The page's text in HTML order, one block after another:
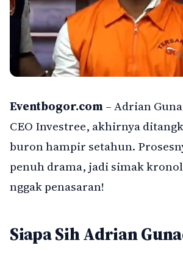
Eventbogor.com– Adrian
CEO Investree, akhirnya
buron hampir setahun.
penuh drama, jadi simak
nggak penasaran!
Siapa Sih Adrian